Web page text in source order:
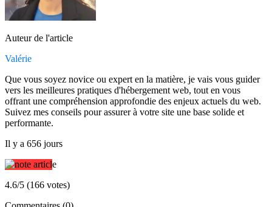
Auteur de l'article
Valérie
Que vous soyez novice ou expert en la matière, je vais vous guider
vers les meilleures pratiques d'hébergement web, tout en vous
offrant une compréhension approfondie des enjeux actuels du web.
Suivez mes conseils pour assurer à votre site une base solide et
performante.
Il y a 656 jours
4.6/5 (166 votes)